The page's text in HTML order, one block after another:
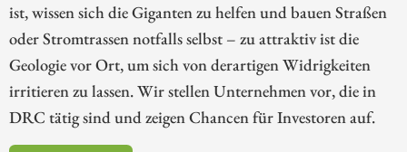
ist, wissen sich die Giganten zu helfen und bauen Straßen
oder Stromtrassen notfalls selbst – zu attraktiv ist die
Geologie vor Ort, um sich von derartigen Widrigkeiten
irritieren zu lassen. Wir stellen Unternehmen vor, die in
DRC tätig sind und zeigen Chancen für Investoren auf.